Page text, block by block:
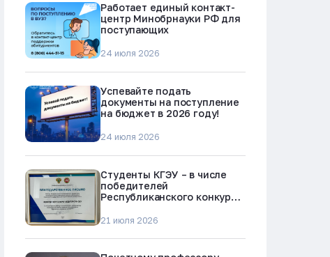
Работает единый контакт-
центр Минобрнауки РФ для
поступающих
24 июля 2026
Успевайте подать
документы на поступление
на бюджет в 2026 году!
24 июля 2026
Студенты КГЭУ – в числе
победителей
Республиканского конкурса
наркотиков и телефонного
21 июля 2026